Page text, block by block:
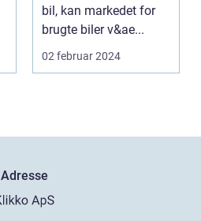
bil, kan markedet for
brugte biler v&ae...
02 februar 2024
Adresse